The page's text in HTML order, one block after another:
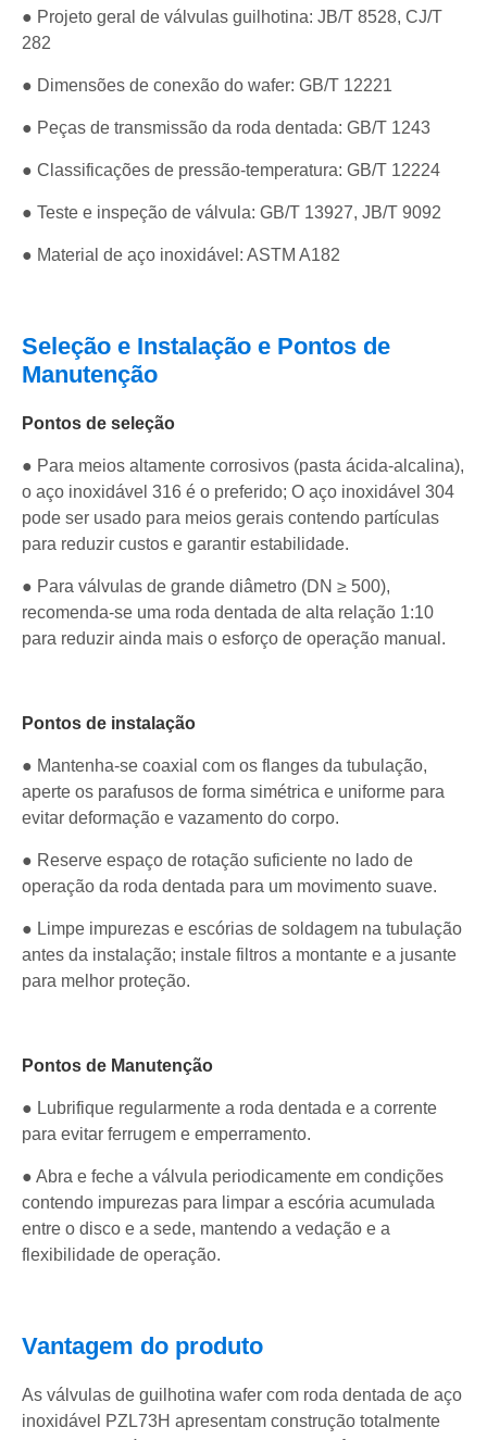
● Projeto geral de válvulas guilhotina: JB/T 8528, CJ/T
282
● Dimensões de conexão do wafer: GB/T 12221
● Peças de transmissão da roda dentada: GB/T 1243
● Classificações de pressão-temperatura: GB/T 12224
● Teste e inspeção de válvula: GB/T 13927, JB/T 9092
● Material de aço inoxidável: ASTM A182
Seleção e Instalação e Pontos de
Manutenção
Pontos de seleção
● Para meios altamente corrosivos (pasta ácida-alcalina),
o aço inoxidável 316 é o preferido; O aço inoxidável 304
pode ser usado para meios gerais contendo partículas
para reduzir custos e garantir estabilidade.
● Para válvulas de grande diâmetro (DN ≥ 500),
recomenda-se uma roda dentada de alta relação 1:10
para reduzir ainda mais o esforço de operação manual.
Pontos de instalação
● Mantenha-se coaxial com os flanges da tubulação,
aperte os parafusos de forma simétrica e uniforme para
evitar deformação e vazamento do corpo.
● Reserve espaço de rotação suficiente no lado de
operação da roda dentada para um movimento suave.
● Limpe impurezas e escórias de soldagem na tubulação
antes da instalação; instale filtros a montante e a jusante
para melhor proteção.
Pontos de Manutenção
● Lubrifique regularmente a roda dentada e a corrente
para evitar ferrugem e emperramento.
● Abra e feche a válvula periodicamente em condições
contendo impurezas para limpar a escória acumulada
entre o disco e a sede, mantendo a vedação e a
flexibilidade de operação.
Vantagem do produto
As válvulas de guilhotina wafer com roda dentada de aço
inoxidável PZL73H apresentam construção totalmente